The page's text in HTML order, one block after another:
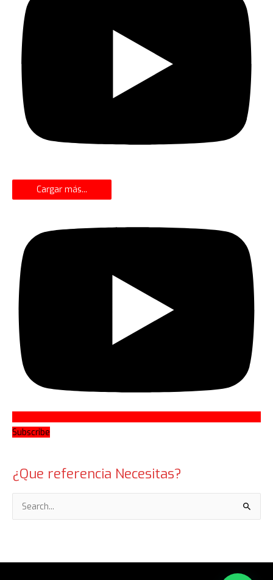
Cargar más...
Subscribe
¿Que referencia Necesitas?